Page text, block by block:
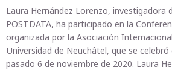
Laura Hernández Lorenzo, investigadora
POSTDATA, ha participado en la
organizada por la Asociación
Universidad de Neuchâtel, que se
pasado 6 de noviembre de 2020. Laura